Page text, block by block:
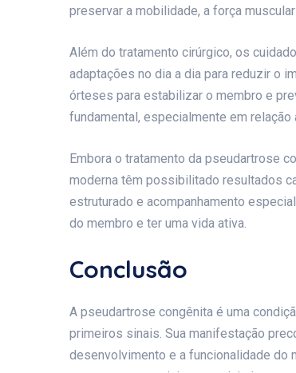
preservar a mobilidade, a força
Além do tratamento cirúrgico, os
adaptações no dia a dia para reduzir o
órteses para estabilizar o membro e
fundamental, especialmente em
Embora o tratamento da pseudartrose
moderna têm possibilitado resultados
estruturado e acompanhamento
do membro e ter uma vida ativa.
Conclusão
A pseudartrose congênita é uma
primeiros sinais. Sua manifestação
desenvolvimento e a funcionalidade do